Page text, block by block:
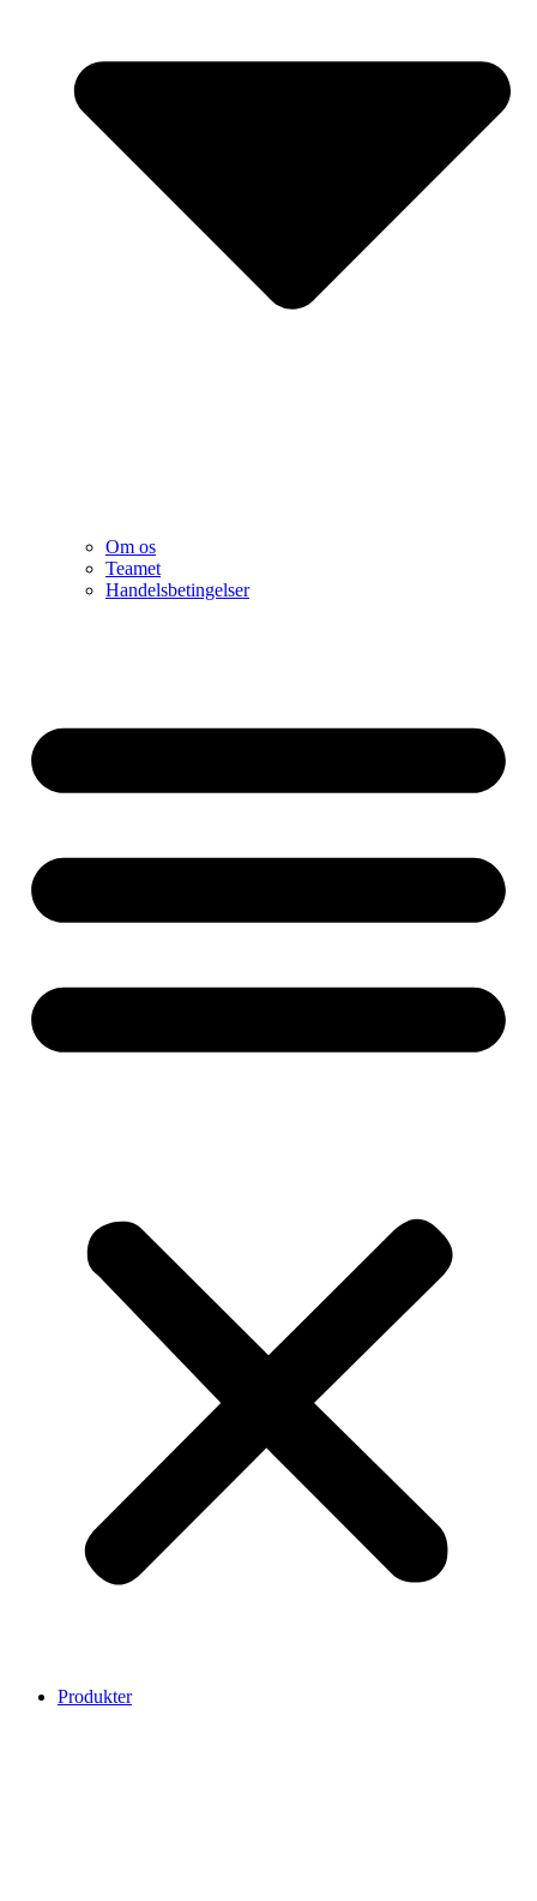
Om os
Teamet
Handelsbetingelser
Produkter